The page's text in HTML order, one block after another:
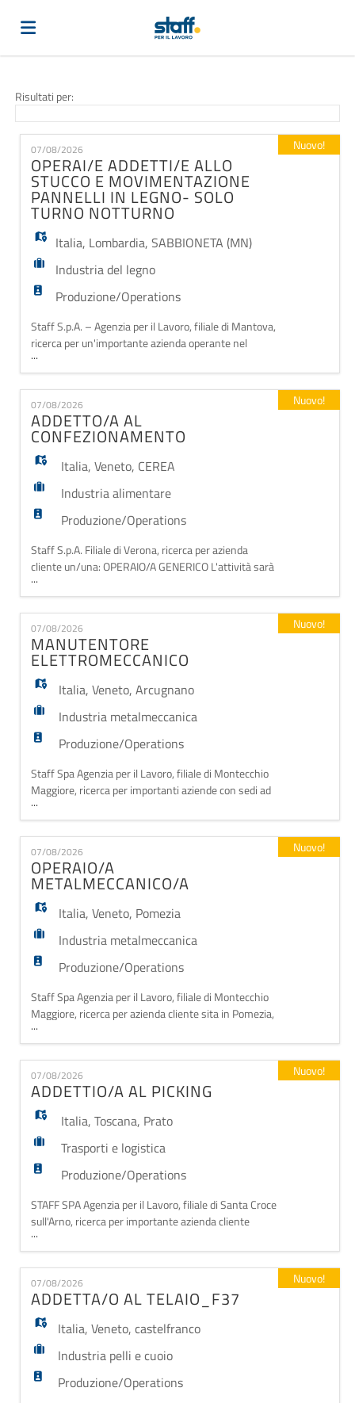
Offerte
di
lavoro
Carica
il
CV
Login
Lingua
EN
FR
IT
DE
ES
PT
Risultati per:
07/08/2026
OPERAI/E ADDETTI/E ALLO
STUCCO E MOVIMENTAZIONE
PANNELLI IN LEGNO- SOLO
TURNO NOTTURNO
Italia, Lombardia,SABBIONETA (MN)
Industria del legno
Produzione/Operations
Staff S.p.A. – Agenzia per il Lavoro, filiale di Mantova,
ricerca per un'importante azienda operante nel
settore legno sita in SABBIONETA (MN) OPERAI/E
ADDETTI/E alle macchine presse, stucco e aggancio
panelli di legno. La figura selezionata verrà inserita
con contratto in somministrazione con APL CCNL
Autotrasporto – settore trasporto merci. La re
...
Nuovo!
07/08/2026
ADDETTO/A AL
CONFEZIONAMENTO
Italia,Veneto, CEREA
Industria alimentare
Produzione/Operations
Staff S.p.A. Filiale di Verona, ricerca per azienda
cliente un/una: OPERAIO/A GENERICO L'attività sarà
volta soprattutto al lavoro di confezionamento.
Requisiti: - Precedente esperienza nel settore
Completano il profilo ottima manualità,
orientamento alla qualità, precisione, disponibilità e
serietà. Orario di lavoro: RICERCHIAMO NELLE ZONE
...
Nuovo!
07/08/2026
MANUTENTORE
ELETTROMECCANICO
Italia,Veneto,Arcugnano
Industria metalmeccanica
Produzione/Operations
Staff Spa Agenzia per il Lavoro, filiale di Montecchio
Maggiore, ricerca per importanti aziende con sedi ad
Arcugnano (VI), Creazzo (VI) e Avio (TN), 5
manutentori meccanici. La risorsa sarà inserita
all'interno del team manutenzione e si occuperà di
interventi ordinari, straordinari e preventivi sugli
impianti produttivi e sulle linee automatizza
...
Nuovo!
07/08/2026
OPERAIO/A
METALMECCANICO/A
Italia,Veneto, Pomezia
Industria metalmeccanica
Produzione/Operations
Staff Spa Agenzia per il Lavoro, filiale di Montecchio
Maggiore, ricerca per azienda cliente sita in Pomezia,
un/a operaio/a metalmeccanica. COSA FARAI? -
carico/scarico macchinari - manutenzione ordinaria -
assemblaggio/montaggio REQUISITI: - l'orario di
lavoro in giornata - diploma in meccanica o indirizzi
simili L'AZIENDA OFFRE: - CCNL: META
...
Nuovo!
07/08/2026
ADDETTIO/A AL PICKING
Italia,Toscana, Prato
Trasporti e logistica
Produzione/Operations
STAFF SPA Agenzia per il Lavoro, filiale di Santa Croce
sull'Arno, ricerca per importante azienda cliente
settore autotrasporti e logistica: ADDETTI AL
PICKING Le risorse si occuperanno della preparazione
degli ordini e movimentazione merce all'interno del
magazzino. REQUISITI: - Esperienza nella mansione
di picking oppure in attività
...
Nuovo!
07/08/2026
ADDETTA/O AL TELAIO_F37
Italia,Veneto,castelfranco
Industria pelli e cuoio
Produzione/Operations
Nuovo!